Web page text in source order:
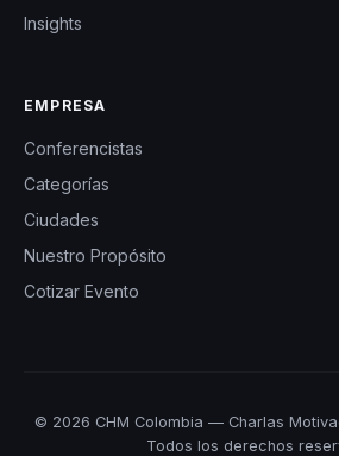
Insights
EMPRESA
Conferencistas
Categorías
Ciudades
Nuestro Propósito
Cotizar Evento
© 2026 CHM Colombia — Charlas
Todos los derechos